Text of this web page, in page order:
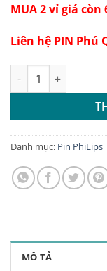
MUA 2 vỉ giá còn
Liên hệ PIN Phú
Vỉ 5 viên Pin
Danh mục: Pin PhiLips
MÔ TẢ